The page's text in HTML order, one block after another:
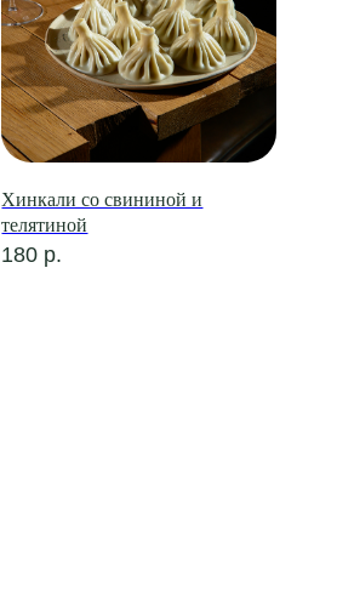
Хинкали со свининой и
телятиной
180 р.